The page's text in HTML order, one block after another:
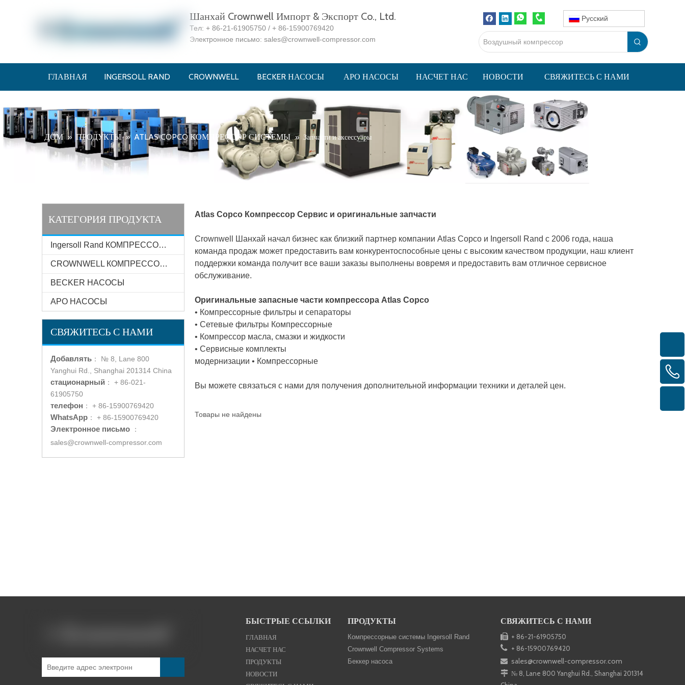
Шанхай Crownwell Импорт & Экспорт Co., Ltd.
Тел: + 86-21-61905750 / + 86-15900769420
Электронное письмо: sales@crownwell-compressor.com
Pусский
ГЛАВНАЯ INGERSOLL RAND CROWNWELL BECKER НАСОСЫ АРО НАСОСЫ НАСЧЕТ НАС НОВОСТИ СВЯЖИТЕСЬ С НАМИ
ДОМ » ПРОДУКТЫ » ATLAS COPCO КОМПРЕССОР СИСТЕМЫ » Запчасти и аксессуары
КАТЕГОРИЯ ПРОДУКТА
Ingersoll Rand КОМПРЕССОР СИСТЕМЫ
CROWNWELL КОМПРЕССОР СИСТЕМЫ
BECKER НАСОСЫ
АРО НАСОСЫ
СВЯЖИТЕСЬ С НАМИ
Добавлять ： № 8, Lane 800
Yanghui Rd., Shanghai 201314 China
стационарный ： + 86-021-
61905750
телефон ： + 86-15900769420
WhatsApp ： + 86-15900769420
Электронное письмо
：
sales@crownwell-compressor.com
Atlas Copco Компрессор Сервис и оригинальные запчасти
Crownwell Шанхай начал бизнес как близкий партнер компании Atlas Copco и Ingersoll Rand с 2006 года, наша
команда продаж может предоставить вам конкурентоспособные цены с высоким качеством продукции, наш клиент
поддержки команда получит все ваши заказы выполнены вовремя и предоставить вам отличное сервисное
обслуживание.
Оригинальные запасные части компрессора Atlas Copco
• Компрессорные фильтры и сепараторы
• Сетевые фильтры Компрессорные
• Компрессор масла, смазки и жидкости
• Сервисные комплекты
модернизации • Компрессорные
Вы можете связаться с нами для получения дополнительной информации техники и деталей цен.
Товары не найдены
БЫСТРЫЕ ССЫЛКИ
ГЛАВНАЯ
НАСЧЕТ НАС
ПРОДУКТЫ
НОВОСТИ
ПРОДУКТЫ
Компрессорные системы Ingersoll Rand
Crownwell Compressor Systems
Беккер насоса
СВЯЖИТЕСЬ С НАМИ
 + 86-21-61905750
 + 86-15900769420
 sales@crownwell-compressor.com
 № 8, Lane 800 Yanghui Rd., Shanghai 201314